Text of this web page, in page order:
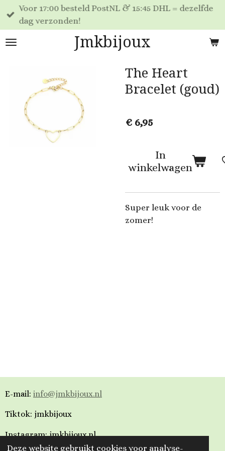
Deze website gebruikt cookies voor analyse-
Ga
direct
de
Jmkbijoux
Voor 17:00 besteld PostNL & 15:45 DHL = dezelfde
dag verzonden!
The Heart
Bracelet (goud)
€ 6,95
In
winkelwagen
Super leuk voor de
zomer!
E-mail: info@jmkbijoux.nl
Tiktok: jmkbijoux
Instagram: jmkbijoux.nl